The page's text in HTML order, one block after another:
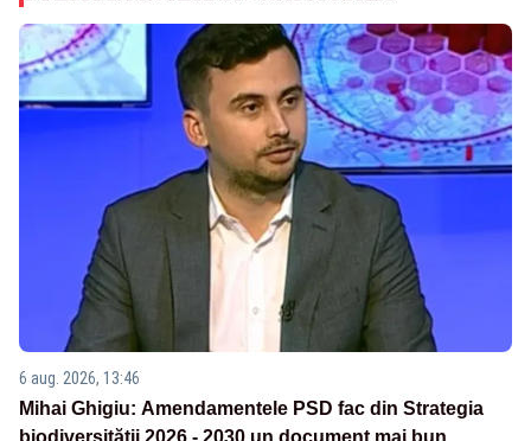
6 aug. 2026, 13:46
Mihai Ghigiu: Amendamentele PSD fac din Strategia